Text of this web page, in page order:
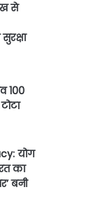
से
100
योग
का
बनी